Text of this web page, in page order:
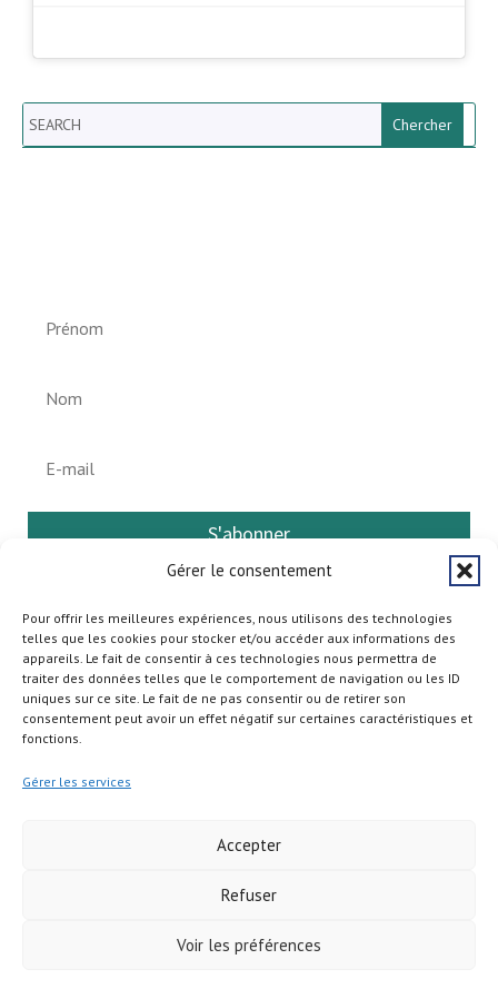
Gérer le consentement
Pour offrir les meilleures expériences, nous utilisons des technologies
telles que les cookies pour stocker et/ou accéder aux informations des
appareils. Le fait de consentir à ces technologies nous permettra de
traiter des données telles que le comportement de navigation ou les ID
uniques sur ce site. Le fait de ne pas consentir ou de retirer son
consentement peut avoir un effet négatif sur certaines caractéristiques et
fonctions.
Gérer les services
Accepter
Refuser
Voir les préférences
Search
S'abonner
Copyright © 2026